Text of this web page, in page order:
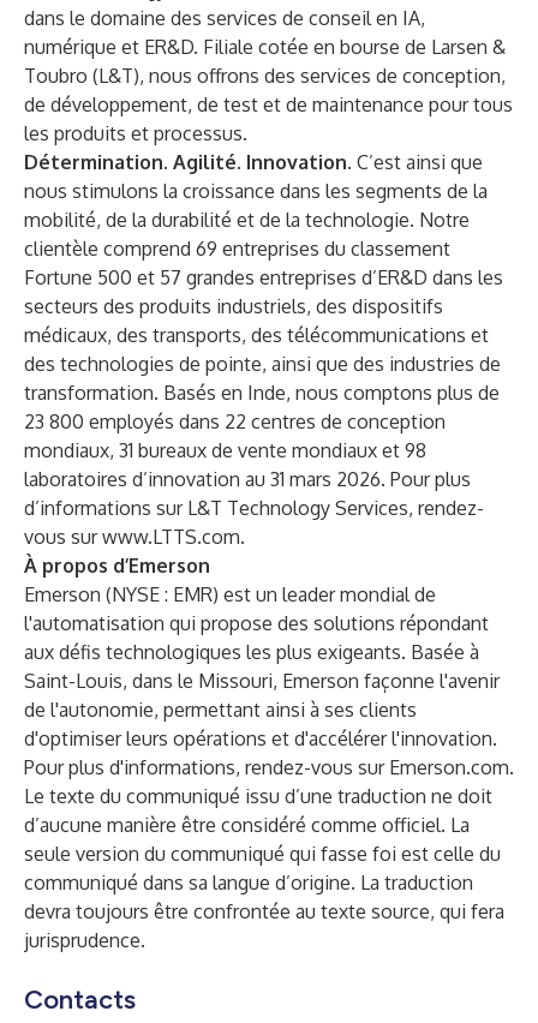
dans le domaine des services de conseil en IA,
numérique et ER&D. Filiale cotée en bourse de Larsen &
Toubro (L&T), nous offrons des services de conception,
de développement, de test et de maintenance pour tous
les produits et processus.
Détermination. Agilité. Innovation. C’est ainsi que
nous stimulons la croissance dans les segments de la
mobilité, de la durabilité et de la technologie. Notre
clientèle comprend 69 entreprises du classement
Fortune 500 et 57 grandes entreprises d’ER&D dans les
secteurs des produits industriels, des dispositifs
médicaux, des transports, des télécommunications et
des technologies de pointe, ainsi que des industries de
transformation. Basés en Inde, nous comptons plus de
23 800 employés dans 22 centres de conception
mondiaux, 31 bureaux de vente mondiaux et 98
laboratoires d’innovation au 31 mars 2026. Pour plus
d’informations sur L&T Technology Services, rendez-
vous surwww.LTTS.com.
À propos d’Emerson
Emerson (NYSE : EMR) est un leader mondial de
l'automatisation qui propose des solutions répondant
aux défis technologiques les plus exigeants. Basée à
Saint-Louis, dans le Missouri, Emerson façonne l'avenir
de l'autonomie, permettant ainsi à ses clients
d'optimiser leurs opérations et d'accélérer l'innovation.
Pour plus d'informations, rendez-vous sur Emerson.com.
Le texte du communiqué issu d’une traduction ne doit
d’aucune manière être considéré comme officiel. La
seule version du communiqué qui fasse foi est celle du
communiqué dans sa langue d’origine. La traduction
devra toujours être confrontée au texte source, qui fera
jurisprudence.
Contacts